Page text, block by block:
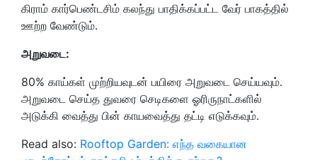
கிராம் கார்பெண்டசிம் கலந்து பாதிக்கப்பட்ட வேர் பாகத்தில்
ஊற்ற வேண்டும்.
அறுவடை :
80% காய்கள் முற்றியவுடன் பயிரை அறுவடை செய்யவும்.
அறுவடை செய்த துவரை செடிகளை ஓரிருநாட்களில்
அடுக்கி வைத்து பின் காயவைத்து தட்டி எடுக்கவும்.
Read also: Rooftop Garden: எந்த வகையான